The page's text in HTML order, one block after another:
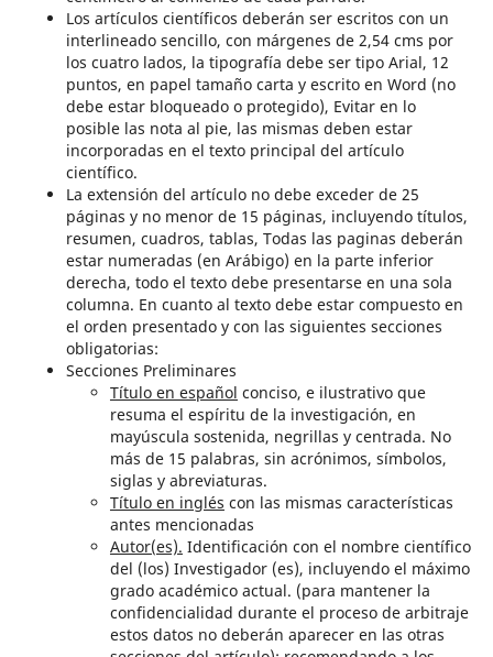
Los artículos científicos deberán ser escritos con un
interlineado sencillo, con márgenes de 2,54 cms por
los cuatro lados, la tipografía debe ser tipo Arial, 12
puntos, en papel tamaño carta y escrito en Word (no
debe estar bloqueado o protegido), Evitar en lo
posible las nota al pie, las mismas deben estar
incorporadas en el texto principal del artículo
científico.
La extensión del artículo no debe exceder de 25
páginas y no menor de 15 páginas, incluyendo títulos,
resumen, cuadros, tablas, Todas las paginas deberán
estar numeradas (en Arábigo) en la parte inferior
derecha, todo el texto debe presentarse en una sola
columna. En cuanto al texto debe estar compuesto en
el orden presentado y con las siguientes secciones
obligatorias:
Secciones Preliminares
Título en español conciso, e ilustrativo que
resuma el espíritu de la investigación, en
mayúscula sostenida, negrillas y centrada. No
más de 15 palabras, sin acrónimos, símbolos,
siglas y abreviaturas.
Título en inglés con las mismas características
antes mencionadas
Autor(es). Identificación con el nombre científico
del (los) Investigador (es), incluyendo el máximo
grado académico actual. (para mantener la
confidencialidad durante el proceso de arbitraje
estos datos no deberán aparecer en las otras